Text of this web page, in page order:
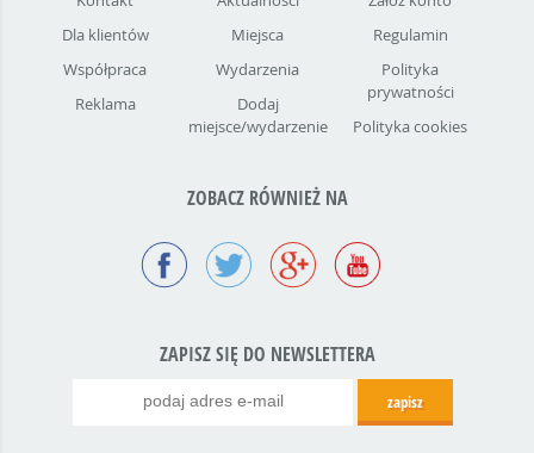
Dla klientów
Współpraca
Reklama
Miejsca
Wydarzenia
Dodaj
miejsce/wydarzenie
Regulamin
Polityka
prywatności
Polityka cookies
ZOBACZ RÓWNIEŻ NA
ZAPISZ SIĘ DO NEWSLETTERA